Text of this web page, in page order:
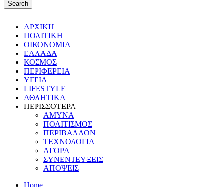
Search
ΑΡΧΙΚΗ
ΠΟΛΙΤΙΚΗ
ΟΙΚΟΝΟΜΙΑ
ΕΛΛΑΔΑ
ΚΟΣΜΟΣ
ΠΕΡΙΦΕΡΕΙΑ
ΥΓΕΙΑ
LIFESTYLE
ΑΘΛΗΤΙΚΑ
ΠΕΡΙΣΣΟΤΕΡΑ
ΑΜΥΝΑ
ΠΟΛΙΤΙΣΜΟΣ
ΠΕΡΙΒΑΛΛΟΝ
ΤΕΧΝΟΛΟΓΙΑ
ΑΓΟΡΑ
ΣΥΝΕΝΤΕΥΞΕΙΣ
ΑΠΟΨΕΙΣ
Home